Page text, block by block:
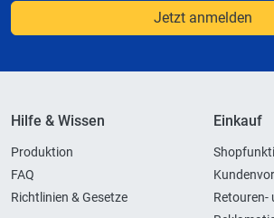
Jetzt anmelden
Hilfe & Wissen
Produktion
FAQ
Richtlinien & Gesetze
Einkauf
Retouren-